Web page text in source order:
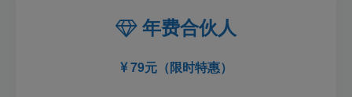
年费合伙人
79元（限时特惠）